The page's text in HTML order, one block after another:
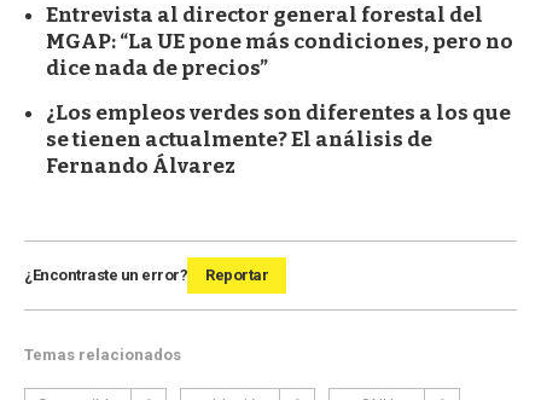
Entrevista al director general forestal del
MGAP: “La UE pone más condiciones, pero no
dice nada de precios”
¿Los empleos verdes son diferentes a los que
se tienen actualmente? El análisis de
Fernando Álvarez
¿Encontraste un error? Reportar
Temas relacionados